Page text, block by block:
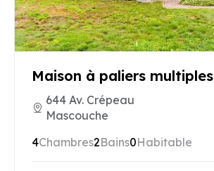
Maison à paliers multiples
644 Av. Crépeau
Mascouche
4Chambres2Bains0Habitable